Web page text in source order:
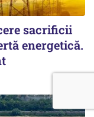
sacrificii
energetică.